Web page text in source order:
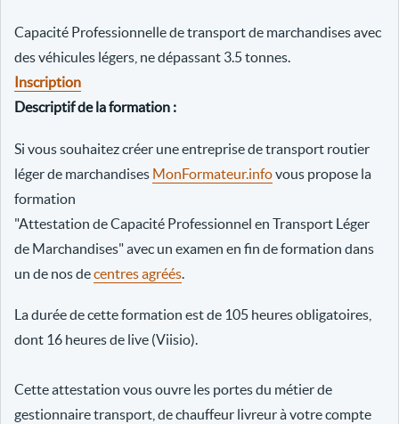
Capacité Professionnelle de transport de marchandises avec
des véhicules légers, ne dépassant 3.5 tonnes.
Inscription
Descriptif de la formation :
Si vous souhaitez créer une entreprise de transport routier
léger de marchandises MonFormateur.infovous propose la
formation
"Attestation de Capacité Professionnel en Transport Léger
de Marchandises" avec un examen en fin de formation dans
un de nos decentres agréés
La durée de cette formation est de 105 heures obligatoires,
dont 16 heures de live (Viisio).
Cette attestation vous ouvre les portes du métier de
gestionnaire transport, de chauffeur livreur à votre compte